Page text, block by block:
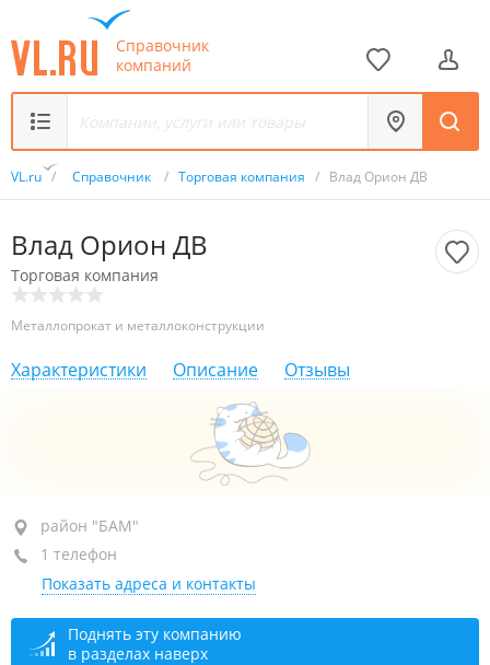
Справочник
компаний
VL.ru / Справочник / Торговая компания / Влад Орион ДВ
Влад Орион ДВ
Торговая компания
Металлопрокат и металлоконструкции
Характеристики Описание Отзывы
район "БАМ", ул. Выселковая, 187
+7 914 790-75-84
закрыто, откроется в 09:00
район "БАМ"
1 телефон
Показать адреса и контакты
Поднять эту компанию
в разделах наверх